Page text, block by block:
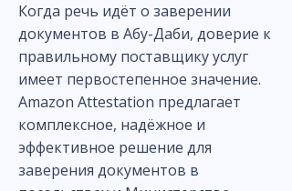
Когда речь идёт о заверении
документов в Абу-Даби, доверие к
правильному поставщику услуг
имеет первостепенное значение.
Amazon Attestation предлагает
комплексное, надёжное и
эффективное решение для
заверения документов в